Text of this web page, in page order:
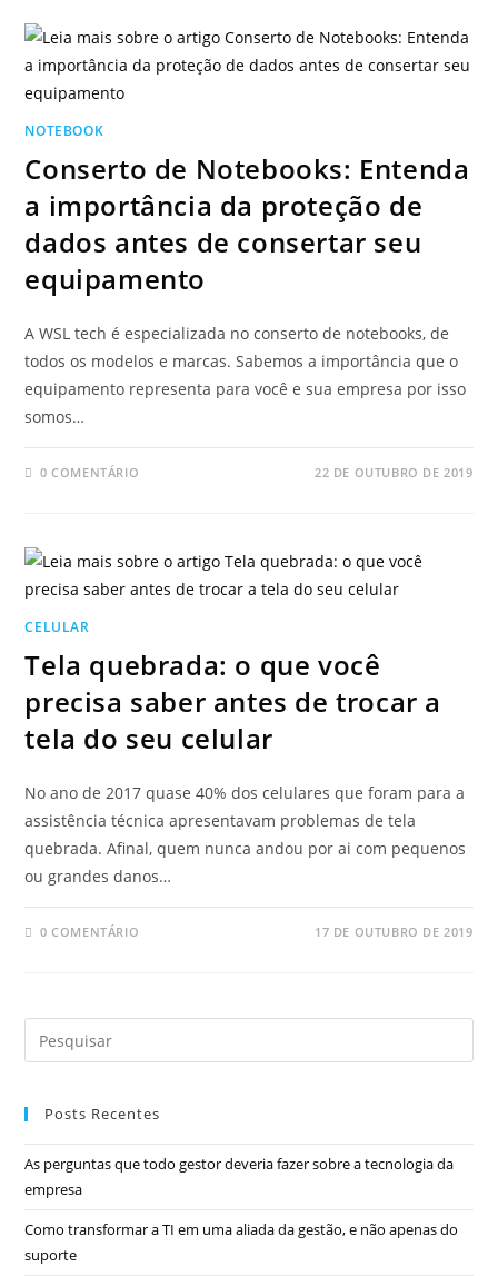
NOTEBOOK
Conserto de Notebooks: Entenda
a importância da proteção de
dados antes de consertar seu
equipamento
A WSL tech é especializada no conserto de notebooks, de
todos os modelos e marcas. Sabemos a importância que o
equipamento representa para você e sua empresa por isso
somos…
0 COMENTÁRIO 22 DE OUTUBRO DE 2019
CELULAR
Tela quebrada: o que você
precisa saber antes de trocar a
tela do seu celular
No ano de 2017 quase 40% dos celulares que foram para a
assistência técnica apresentavam problemas de tela
quebrada. Afinal, quem nunca andou por ai com pequenos
ou grandes danos…
0 COMENTÁRIO 17 DE OUTUBRO DE 2019
Posts Recentes
As perguntas que todo gestor deveria fazer sobre a tecnologia da
empresa
Como transformar a TI em uma aliada da gestão, e não apenas do
suporte